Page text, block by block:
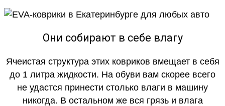
Они собирают в себе влагу
Ячеистая структура этих ковриков вмещает в себя
до 1 литра жидкости. На обуви вам скорее всего
не удастся принести столько влаги в машину
никогда. В остальном же вся грязь и влага